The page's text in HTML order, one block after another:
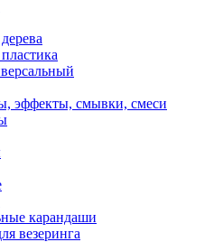
эффекты, смывки, смеси
карандаши
везеринга